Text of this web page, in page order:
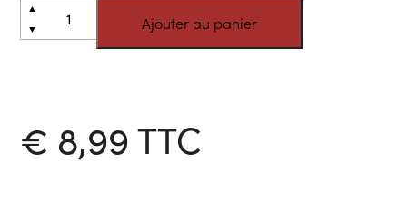
▲
▼
Cache-
cm
1,05
Ajouter au panier
€ 8,99TTC